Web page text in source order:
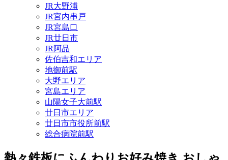
JR大野浦
JR宮内串戸
JR宮島口
JR廿日市
JR阿品
佐伯吉和エリア
地御前駅
大野エリア
宮島エリア
山陽女子大前駅
廿日市エリア
廿日市市役所前駅
総合病院前駅